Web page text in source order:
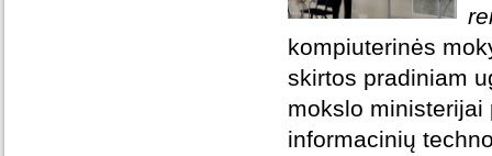
kompiuterinės
skirtos pradiniam
mokslo ministerijai
informacinių